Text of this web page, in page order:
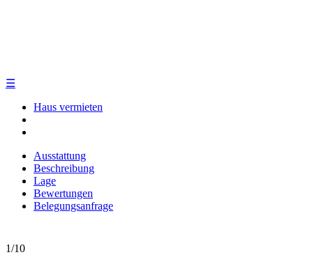
☰
Haus vermieten
Ausstattung
Beschreibung
Lage
Bewertungen
Belegungsanfrage
1/10